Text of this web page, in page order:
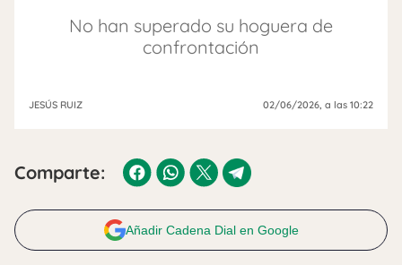
No han superado su hoguera de
confrontación
JESÚS RUIZ 02/06/2026, a las 10:22
Comparte:
Añadir Cadena Dial en Google